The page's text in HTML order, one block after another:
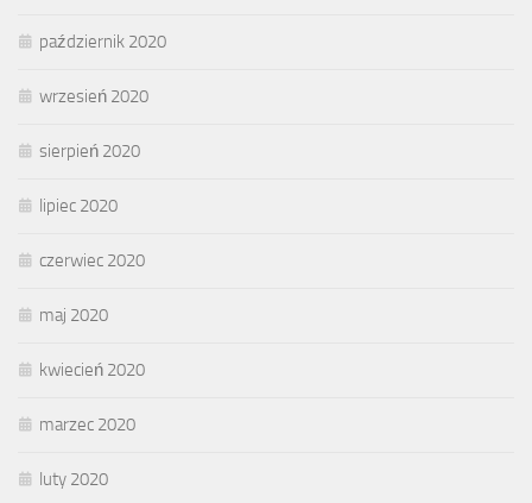
październik 2020
wrzesień 2020
sierpień 2020
lipiec 2020
czerwiec 2020
maj 2020
kwiecień 2020
marzec 2020
luty 2020